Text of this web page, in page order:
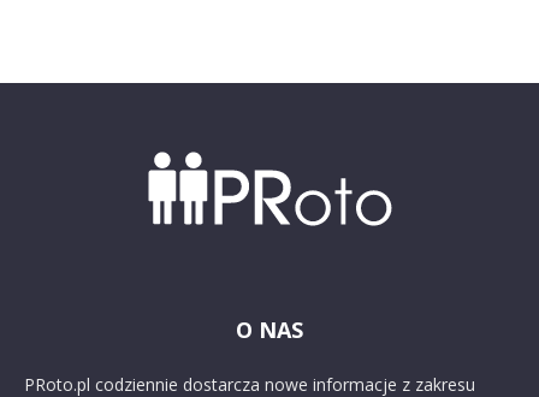
O NAS
PRoto.pl codziennie dostarcza nowe informacje z zakresu